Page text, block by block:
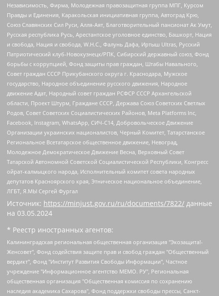
Независимость, Фирма, Молодежная правозащитная группа МПГ, Курсом
Правды и Единения, Каракольская инициативная группа, Автоград Крю,
Союз Славянских Сил Руси, Алля-Аят, Благотворительный пансионат Ак Умут,
Русская республика Русь, Арестантское уголовное единство, Башкорт, Нация
и свобода, Нация и свобода, W.H.С., Фалунь Дафа, Иртыш Ultras, Русский
Патриотический клуб-Новокузнецк/РПК, Сибирский державный союз, Фонд
борьбы с коррупцией, Фонд защиты прав граждан, Штабы Навального,
Совет граждан СССР Прикубанского округа г. Краснодара, Мужское
государство, Народное объединение русского движения, Народное
движение Адат, Народный совет граждан РСФСР СССР Архангельской
области, Проект Штурм, Граждане СССР, Держава Союз Советских Светлых
Родов, Совет Советских Социалистических Районов, Meta Platforms Inc,
Facebook, Instagram, WhatsApp, СИЧ-С14, Добровольческое Движение
Организации украинских националистов, Черный Комитет, Татарстанское
Региональное Всетатарское общественное движение, Невоград,
Молодежное Демократическое Движение Весна, Верховный Совет
Татарской Автономной Советской Социалистической Республики, Конгресс
ойрат-калмыцкого народа, Исполнительный комитет совета народных
депутатов Красноярского края, Этническое национальное объединение,
ЛГБТ, Я.МЫ Сергей Фургал
Источник: https://minjust.gov.ru/ru/documents/7822/ данные
на 03.05.2024
* Реестр иностранных агентов:
Калининградская региональная общественная организация "Экозащита!-Женсовет", Фонд содействия защите прав и свобод граждан "Общественный вердикт", Фонд "Институт Развития Свободы Информации", Частное учреждение "Информационное агентство МЕМО. РУ", Региональная общественная организация "Общественная комиссия по сохранению наследия академика Сахарова", Фонд поддержки свободы прессы, Санкт-Петербургская общественная правозащитная организация "Гражданский контроль", Межрегиональная общественная организация "Информационно-просветительский центр "Мемориал", Региональный Фонд "Центр Защиты Прав Средств Массовой Информации", с 05.12.2023 Фонд "Центр Защиты Прав Средств массовой информации", Региональная общественная благотворительная организация помощи беженцам и мигрантам "Гражданское содействие", Негосударственное образовательное учреждение дополнительного профессионального образования (повышение квалификации) специалистов "АКАДЕМИЯ ПО ПРАВАМ ЧЕЛОВЕКА", Свердловская региональная общественная организация "Сутяжник", Автономная некоммерческая организация "Центр независимых социологических исследований", Союз общественных объединений "Российский исследовательский центр по правам человека", Региональное общественное учреждение научно-информационный центр "МЕМОРИАЛ", Некоммерческая организация "Фонд защиты гласности", Автономная некоммерческая организация "Институт прав человека", Городская общественная организация "Екатеринбургское общество "МЕМОРИАЛ", Городская общественная организация "Рязанское историко-просветительское и правозащитное общество "Мемориал" (Рязанский Мемориал), Челябинский региональный орган общественной самодеятельности – женское общественное объединение "Женщины Евразии", Челябинский региональный орган общественной самодеятельности "Уральская правозащитная группа", Фонд содействия защите здоровья и социальной справедливости имени Андрея Рылькова, Автономная Некоммерческая Организация "Аналитический Центр Юрия Левады", Автономная некоммерческая организация социальной поддержки населения "Проект Апрель", Региональная общественная организация помощи женщинам и детям, находящимся в кризисной ситуации "Информационно-методический центр "Анна", Фонд содействия развитию массовых коммуникаций и правовому просвещению "Так-так-Так", Фонд содействия устойчивому развитию "Серебряная тайга", Свердловский региональный общественный фонд социальных проектов "Новое время", "Idel.Реалии", Кавказ.Реалии, Крым.Реалии, Телеканал Настоящее Время, Татаро-башкирская служба Радио Свобода (Azatliq Radiosi), Радио Свободная Европа/Радио Свобода (PCE/PC), "Сибирь.Реалии", "Фактограф", Благотворительный фонд помощи осужденным и их семьям, Автономная некоммерческая организация "Институт глобализации и социальных движений", Фонд "В защиту прав заключенных", Частное учреждение "Центр поддержки и содействия развитию средств массовой информации", Пензенский региональный общественный благотворительный фонд "Гражданский союз", "Север.Реалии", Некоммерческая организация Фонд "Правовая инициатива", Общество с ограниченной ответственностью "Радио Свободная Европа/Радио Свобода", Чешское информационное агентство "MEDIUM-ORIENT", Красноярская региональная общественная организация "Мы против СПИДа", Камалягин Денис Николаевич, Маркелов Сергей Евгеньевич, Пономарев Лев Александрович, Савицкая Людмила Алексеевна, Автономная некоммерческая организация "Центр по работе с проблемой насилия "НАСИЛИЮ.НЕТ", Межрегиональный профессиональный союз работников здравоохранения "Альянс врачей", Юридическое лицо, зарегистрированное в Латвийской Республике, SIA "Medusa Project" (регистрационный номер 40103797863, дата регистрации 10.06.2014), Некоммерческая организация "Фонд по борьбе с коррупцией", Автономная некоммерческая организация "Институт права и публичной политики", Баданин Роман Сергеевич, Гликин Максим Александрович, Железнова Мария Михайловна, Лукьянова Юлия Сергеевна, Маетная Елизавета Витальевна, Маняхин Петр Борисович, Чуракова Ольга Владимировна, Ярош Юлия Петровна, Юридическое лицо "The Insider SIA", зарегистрированное в Риге, Латвийская Республика (дата регистрации 26.06.2015), являющееся администратором доменного имени интернет-издания "The Insider SIA", https://theins.ru, Постернак Алексей Евгеньевич, Рубин Михаил Аркадьевич, Анин Роман Александрович, Юридическое лицо Istories fonds, зарегистрированное в Латвийской Республике (регистрационный номер 50008295751, дата регистрации 24.02.2020), Великовский Дмитрий Александрович, Долинина Ирина Николаевна, Мароховская Алеся Алексеевна, Шлейнов Роман Юрьевич, Шмагун Олеся Валентиновна, Общество с ограниченной ответственностью "Альтаир 2021", Общество с ограниченной ответственностью "Вега 2021", Общество с ограниченной ответственностью "Главный редактор 2021", Общество с ограниченной ответственностью "Ромашки монолит", Важенков Артем Валерьевич, Ивановская областная общественная организация "Центр гендерных исследований", Гурман Юрий Альбертович, Медиапроект "ОВД-Инфо", Егоров Владимир Владимирович, Жилинский Владимир Александрович, Общество с ограниченной ответственностью "ЗП", Иванова София Юрьевна, Карезина Инна Павловна, Кильтау Екатерина Викторовна, Петров Алексей Викторович, Пискунов Сергей Евгеньевич, Смирнов Сергей Сергеевич, Тихонов Михаил Сергеевич, Общество с ограниченной ответственностью "ЖУРНАЛИСТ-ИНОСТРАННЫЙ АГЕНТ", Арапова Галина Юрьевна, Вольтская Татьяна Анатольевна, Американская компания "Mason G.E.S. Anonymous Foundation" (США), являющаяся владельцем интернет-издания https://mnews.world/, Компания "Stichting Bellingcat", зарегистрированная в Нидерландах (дата регистрации 11.07.2018), Захаров Андрей Вячеславович, Клепиковская Екатерина Дмитриевна, Общество с ограниченной ответственностью "МЕМО", Перл Роман Александрович, Симонов Евгений Алексеевич, Соловьева Елена Анатольевна, Сотников Даниил Владимирович, Сурначева Елизавета Дмитриевна, Автономная некоммерческая организация по защите прав человека и информированию населения "Якутия – Наше Мнение", Общество с ограниченной ответственностью "Москоу диджитал медиа", с 26.01.2023 Общество с ограниченной ответственностью "Чайка Белые сады", Ветошкина Валерия Валерьевна, Заговора Максим Александрович, Межрегиональное общественное движение "Российская ЛГБТ - сеть", Оленичев Максим Владимирович, Павлов Иван Юрьевич, Скворцова Елена Сергеевна, Общество с ограниченной ответственностью "Как бы инагент", Кочетков Игорь Викторович, Общество с ограниченной ответственностью "Честные выборы", Еланчик Олег Александрович, Общество с ограниченной ответственностью "Нобелевский призыв", Гималова Регина Эмилевна, Григорьев Андрей Валерьевич, Григорьева Алина Александровна, Ассоциация по содействию защите прав призывников, альтернативнослужащих и военнослужащих "Правозащитная группа "Гражданин.Армия.Право", Хисамова Регина Фаритовна, Автономная некоммерческая организация по реализации социально-правовых программ "Лилит", Дальневосточное общественное движение "Маяк", Санкт-Петербургская ЛГБТ-инициативная группа "Выход", Инициативная группа ЛГБТ+ "Реверс", Алексеев Андрей Викторович, Бекбулатова Таисия Львовна, Беляев Иван Михайлович, Владыкина Елена Сергеевна, Гельман Марат Александрович, Никульшина Вероника Юрьевна, Толоконникова Надежда Андреевна, Шендерович Виктор Анатольевич, Общество с ограниченной ответственностью "Данное сообщение", Общество с ограниченной ответственностью Издательский дом "Новая глава", Айнбиндер Александра Александровна, Московский комьюнити-центр для ЛГБТ+инициатив, Благотворительный фонд развития филантропии, Deutsche Welle (Германия, Kurt-Schumacher-Strasse 3, 53113 Bonn), Борзунова Мария Михайловна, Воробьев Виктор Викторович, Голубева Анна Львовна, Константинова Алла Михайловна, Малкова Ирина Владимировна, Мурадов Мурад Абдулгалимович, Осетинская Елизавета Николаевна, Понасенков Евгений Николаевич, Ганапольский Матвей Юрьевич, Киселев Евгений Алексеевич, Борухович Ирина Григорьевна, Дремин Иван Тимофеевич, Дубровский Дмитрий Викторович, Красноярская региональная общественная организация поддержки и развития альтернативных образовательных технологий и межкультурных коммуникаций "ИНТЕРРА", Маяковская Екатерина Алексеевна, Фейгин Марк Захарович, Филимонов Андрей Викторович, Дзугкоева Регина Николаевна, Доброхотов Роман Александрович, Дудь Юрий Александрович, Елкин Сергей Владимирович, Кругликов Кирилл Игоревич, Сабунаева Мария Леонидовна, Семенов Алексей Владимирович, Шаинян Карен Багратович, Шульман Екатерина Михайловна, Асафьев Артур Валерьевич, Вахштайн Виктор Семенович, Венедиктов Алексей Алексеевич, Лушникова Екатерина Евгеньевна, Волков Леонид Михайлович, Невзоров Александр Глебович, Пархоменко Сергей Борисович, Сироткин Ярослав Николаевич, Кара-Мурза Владимир Владимирович, Баранова Наталья Владимировна, Гозман Леонид Яковлевич, Кагарлицкий Борис Юльевич, Климарев Михаил Валерьевич, Милов Владимир Станиславович, Автономная некоммерческая организация Краснодарский центр современного искусства "Типография", Моргенштерн Алишер Тагирович, Соболь Любовь Эдуардовна, Общество с ограниченной ответственностью "ЛИЗА НОРМ", Каспаров Гарри Кимович, Ходорковский Михаил Борисович, Общество с ограниченной ответственностью "Апрельские тезисы", Данилович Ирина Брониславовна, Кашин Олег Владимирович, Петров Николай Владимирович, Пивоваров Алексей Владимирович, Соколов Михаил Владимирович, Цветкова Юлия Владимировна, Чичваркин Евгений Александрович, Комитет против пыток/Команда против пыток, Общество с ограниченной ответственностью "Первый научный", Общество с ограниченной ответственностью "Вертолет и ко", Белоцерковская Вероника Борисовна, Кац Максим Евгеньевич, Лазарева Татьяна Юрьевна, Шаведдинов Руслан Табризович, Яшин Илья Валерьевич, Общество с ограниченной ответственностью "Иноагент ААВ", Алешковский Дмитрий Петрович, Альбац Евгения Марковна, Быков Дмитрий Львович, Галямина Юлия Евгеньевна, Лойко Сергей Леонидович, Мартынов Кирилл Константинович, Медведев Сергей Александрович, Крашенинников Федор Геннадиевич, Гордеева Катерина Вл